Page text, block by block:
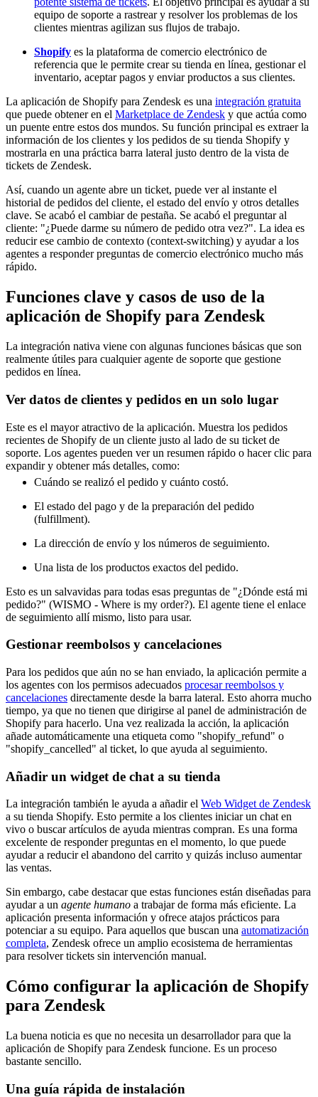
equipo de soporte a rastrear y resolver los problemas de los
clientes mientras agilizan sus flujos de trabajo.
Shopify es la plataforma de comercio electrónico de
referencia que le permite crear su tienda en línea, gestionar el
inventario, aceptar pagos y enviar productos a sus clientes.
La aplicación de Shopify para Zendesk es una integración gratuita
que puede obtener en el Marketplace de Zendesk y que actúa como
un puente entre estos dos mundos. Su función principal es extraer la
información de los clientes y los pedidos de su tienda Shopify y
mostrarla en una práctica barra lateral justo dentro de la vista de
tickets de Zendesk.
Así, cuando un agente abre un ticket, puede ver al instante el
historial de pedidos del cliente, el estado del envío y otros detalles
clave. Se acabó el cambiar de pestaña. Se acabó el preguntar al
cliente: "¿Puede darme su número de pedido otra vez?". La idea es
reducir ese cambio de contexto (context-switching) y ayudar a los
agentes a responder preguntas de comercio electrónico mucho más
rápido.
Funciones clave y casos de uso de la
aplicación de Shopify para Zendesk
La integración nativa viene con algunas funciones básicas que son
realmente útiles para cualquier agente de soporte que gestione
pedidos en línea.
Ver datos de clientes y pedidos en un solo lugar
Este es el mayor atractivo de la aplicación. Muestra los pedidos
recientes de Shopify de un cliente justo al lado de su ticket de
soporte. Los agentes pueden ver un resumen rápido o hacer clic para
expandir y obtener más detalles, como:
Cuándo se realizó el pedido y cuánto costó.
El estado del pago y de la preparación del pedido
(fulfillment).
La dirección de envío y los números de seguimiento.
Una lista de los productos exactos del pedido.
Esto es un salvavidas para todas esas preguntas de "¿Dónde está mi
pedido?" (WISMO - Where is my order?). El agente tiene el enlace
de seguimiento allí mismo, listo para usar.
Gestionar reembolsos y cancelaciones
Para los pedidos que aún no se han enviado, la aplicación permite a
los agentes con los permisos adecuados procesar reembolsos y
cancelaciones directamente desde la barra lateral. Esto ahorra mucho
tiempo, ya que no tienen que dirigirse al panel de administración de
Shopify para hacerlo. Una vez realizada la acción, la aplicación
añade automáticamente una etiqueta como "shopify_refund" o
"shopify_cancelled" al ticket, lo que ayuda al seguimiento.
Añadir un widget de chat a su tienda
La integración también le ayuda a añadir el Web Widget de Zendesk
a su tienda Shopify. Esto permite a los clientes iniciar un chat en
vivo o buscar artículos de ayuda mientras compran. Es una forma
excelente de responder preguntas en el momento, lo que puede
ayudar a reducir el abandono del carrito y quizás incluso aumentar
las ventas.
Sin embargo, cabe destacar que estas funciones están diseñadas para
ayudar a un agente humano a trabajar de forma más eficiente. La
aplicación presenta información y ofrece atajos prácticos para
potenciar a su equipo. Para aquellos que buscan una automatización
completa, Zendesk ofrece un amplio ecosistema de herramientas
para resolver tickets sin intervención manual.
Cómo configurar la aplicación de Shopify
para Zendesk
La buena noticia es que no necesita un desarrollador para que la
aplicación de Shopify para Zendesk funcione. Es un proceso
bastante sencillo.
Una guía rápida de instalación